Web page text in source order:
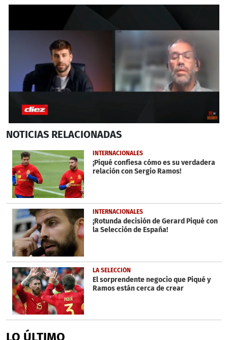
seconds
6
minutes,
1
second
NOTICIAS RELACIONADAS
INTERNACIONALES
¡Piqué confiesa cómo es su verdadera
relación con Sergio Ramos!
INTERNACIONALES
¡Rotunda decisión de Gerard Piqué con
la Selección de España!
LA SELECCIÓN
El sorprendente negocio que Piqué y
Ramos están cerca de crear
LO ÚLTIMO